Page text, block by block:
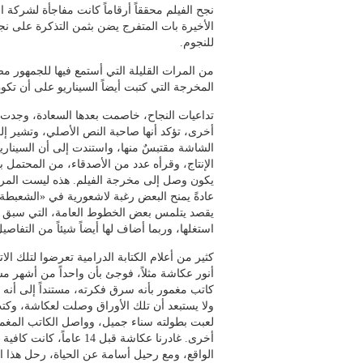
نجح الفيلم محققاً أرقاماً كانت مفاجأة لشركة
الأخيرة بات المتفرج يضن بثمن التذكرة
للنجوم.
من المرات القليلة التي أستمع فيها للجمهور
المخرجة التي كتبت أيضاً السيناريو على أن
تداعيات النجاح، خاصمت بعدها السعادة،
الشاشة مقتبسٌ منها، واستندت إلى أن
الإنتاج، وقرأه عدد من الأصدقاء، من
يكون وصل إلى مخرجة الفيلم. هذه ليست المرة
عادةً يمنح البعض رغبة لاشعورية في
يقصد يتلمس بعض الخطوط العامة، التي سبق
استغلها، وربما أضاف لها أيضاً شيئاً من
كثير من أعلام الكتابة الدرامية تعرضوا لتلك
أنور عكاشة مثلاً، فوجئ بأن واحداً من أشهر
كاتب مغمور بأنه سرق فكرته، مستنداً إلى
ولا يستبعد أن تلك الأوراق وصلت لعكاشة،
لعبت بطولته سناء جميل، وواصل الكاتب
أخرى. غادرنا عكاشة
الواقع، ومع رحيل أسامة عن الحياة، رحل هذا